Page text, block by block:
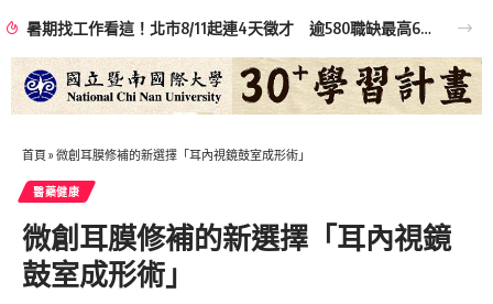
暑期找工作看這！北市8/11起連4天徵才 逾580職缺最高6萬元
首頁 » 微創耳膜修補的新選擇「耳內視鏡鼓室成形術」
醫藥健康
微創耳膜修補的新選擇「耳內視鏡
鼓室成形術」